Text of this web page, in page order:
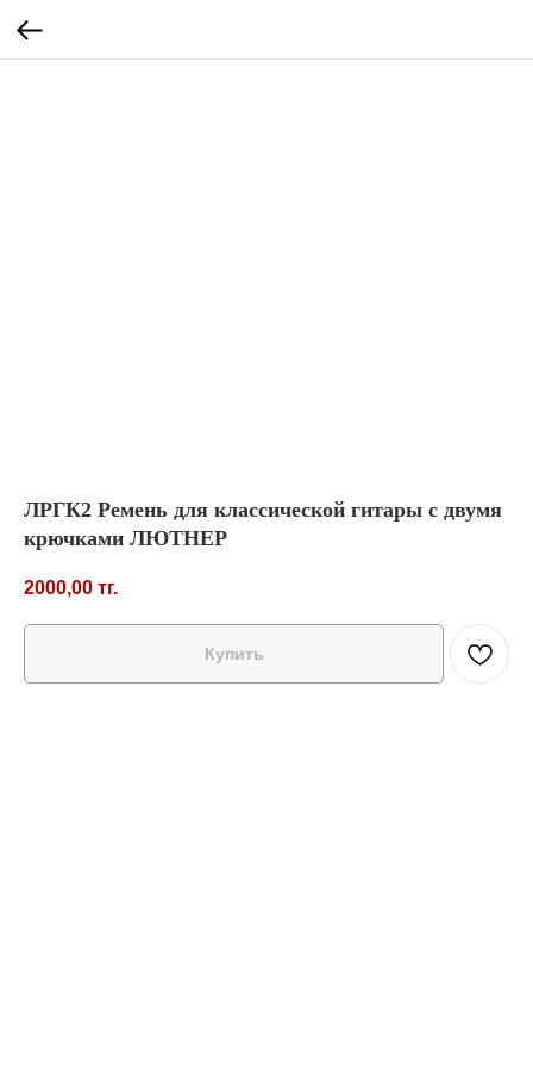
ЛРГК2 Ремень для классической гитары с двумя
крючками ЛЮТНЕР
2000,00 тг.
Купить